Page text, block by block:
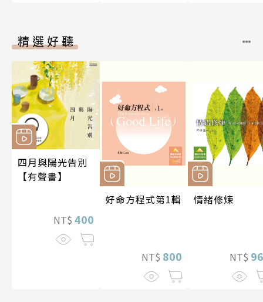
精選好聽
四月與陽光告別
【有聲書】
NT$ 400
好命方程式第1輯
NT$ 800
情緒修煉
NT$